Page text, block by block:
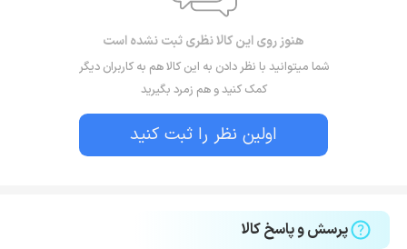
هنوز روی این کالا نظری ثبت نشده است
شما میتوانید با نظر دادن به این کالا هم به کاربران دیگر
کمک کنید و هم زمرد بگیرید
اولین نظر را ثبت کنید
پرسش و پاسخ کالا